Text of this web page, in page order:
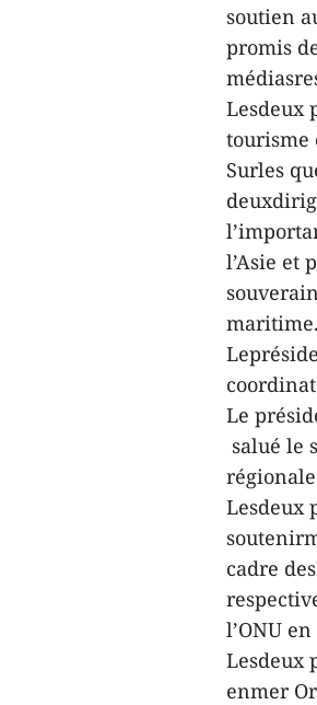
soutien
promis
Lesdeux
tourisme
Surles
l’Asie et
maritime.
Le
salué le
Lesdeux
cadre
l’ONU
Lesdeux
enmer